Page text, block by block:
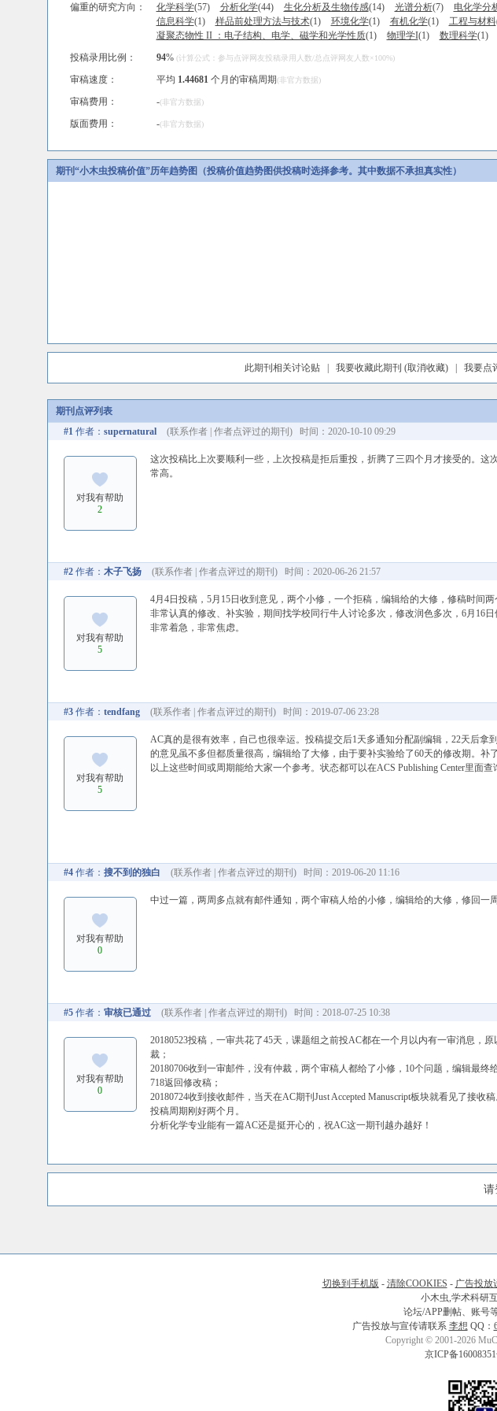
偏重的研究方向： 化学科学(57) 分析化学(44) 生化分析及生物传感(14) 光谱分析(7) 电化学分
信息科学(1) 样品前处理方法与技术(1) 环境化学(1) 有机化学(1) 工程与材料
凝聚态物性 II ：电子结构、电学、磁学和光学性质(1) 物理学I(1) 数理科学(1)
投稿录用比例：
94% (计算公式：参与点评网友投稿录用人数/总点评网友人数×100%)
审稿速度： 平均 1.44681个月的审稿周期(非官方数据)
审稿费用： -(非官方数据)
版面费用： -(非官方数据)
期刊“小木虫投稿价值”历年趋势图（投稿价值趋势图供投稿时选择参考。其中数据不承担真实性）
此期刊相关讨论贴| 我要收藏此期刊 (取消收藏)| 我要点
期刊点评列表
#1作者： supernatural (联系作者| 作者点评过的期刊 ) 时间：2020-10-10 09:29
对我有帮助
2
这次投稿比上次要顺利一些，上次投稿是拒后重投，折腾了三四个月才接受的。这
常高。
#2作者： 木子飞扬 (联系作者| 作者点评过的期刊 ) 时间：2020-06-26 21:57
对我有帮助
5
4月4日投稿，5月15日收到意见，两个小修，一个拒稿，编辑给的大修，修稿时间两
非常认真的修改、补实验，期间找学校同行牛人讨论多次，修改润色多次，6月16日
非常着急，非常焦虑。
#3作者： tendfang (联系作者| 作者点评过的期刊 ) 时间：2019-07-06 23:28
对我有帮助
5
AC真的是很有效率，自己也很幸运。投稿提交后1天多通知分配副编辑，22天后拿
的意见虽不多但都质量很高，编辑给了大修，由于要补实验给了60天的修改期。
以上这些时间或周期能给大家一个参考。状态都可以在ACS Publishing Center里面
#4作者： 搜不到的独白 (联系作者| 作者点评过的期刊 ) 时间：2019-06-20 11:16
对我有帮助
0
中过一篇，两周多点就有邮件通知，两个审稿人给的小修，编辑给的大修，修回一
#5作者： 审核已通过 (联系作者| 作者点评过的期刊 ) 时间：2018-07-25 10:38
对我有帮助
0
20180523投稿，一审共花了45天，课题组之前投AC都在一个月以内有一审消息，
裁；
20180706收到一审邮件，没有仲裁，两个审稿人都给了小修，10个问题，编辑最
718返回修改稿；
20180724收到接收邮件，当天在AC期刊Just Accepted Manuscript板块就看见了接收稿
投稿周期刚好两个月。
分析化学专业能有一篇AC还是挺开心的，祝AC这一期刊越办越好！
请
切换到手机版 - 清除COOKIES - 广告投放
小木虫,学术科研
论坛/APP删帖、账号
广告投放与宣传请联系 李想 QQ：
Copyright © 2001-2026
京ICP备